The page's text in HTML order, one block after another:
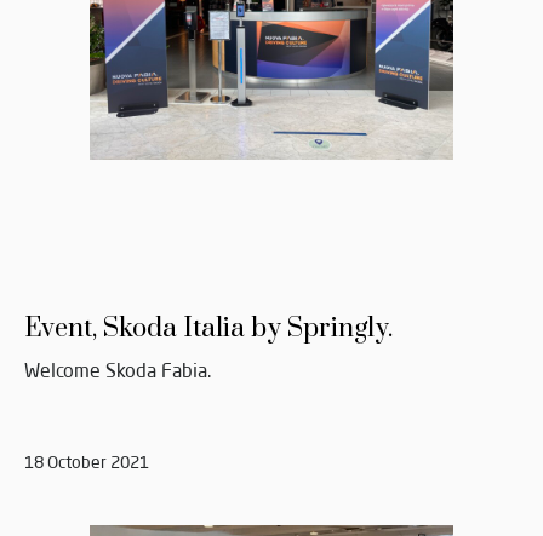
Event, Skoda Italia by Springly.
Welcome Skoda Fabia.
18 October 2021